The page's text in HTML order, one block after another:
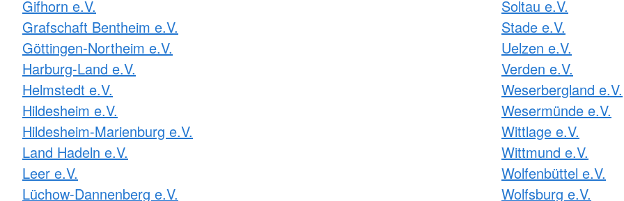
Gifhorn e.V.
Grafschaft Bentheim e.V.
Göttingen-Northeim e.V.
Harburg-Land e.V.
Helmstedt e.V.
Hildesheim e.V.
Hildesheim-Marienburg e.V.
Land Hadeln e.V.
Leer e.V.
Lüchow-Dannenberg e.V.
Soltau e.V.
Stade e.V.
Uelzen e.V.
Verden e.V.
Weserbergland e.V.
Wesermünde e.V.
Wittlage e.V.
Wittmund e.V.
Wolfenbüttel e.V.
Wolfsburg e.V.